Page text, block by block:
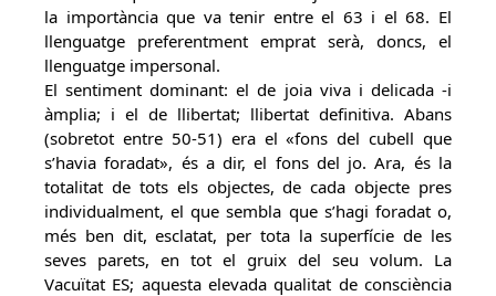
la importància que va tenir entre el 63 i el 68. El
llenguatge preferentment emprat serà, doncs, el
llenguatge impersonal.
El sentiment dominant: el de joia viva i delicada -i
àmplia; i el de llibertat; llibertat definitiva. Abans
(sobretot entre 50-51) era el «fons del cubell que
s’havia foradat», és a dir, el fons del jo. Ara, és la
totalitat de tots els objectes, de cada objecte pres
individualment, el que sembla que s’hagi foradat o,
més ben dit, esclatat, per tota la superfície de les
seves parets, en tot el gruix del seu volum. La
Vacuïtat ES; aquesta elevada qualitat de consciència